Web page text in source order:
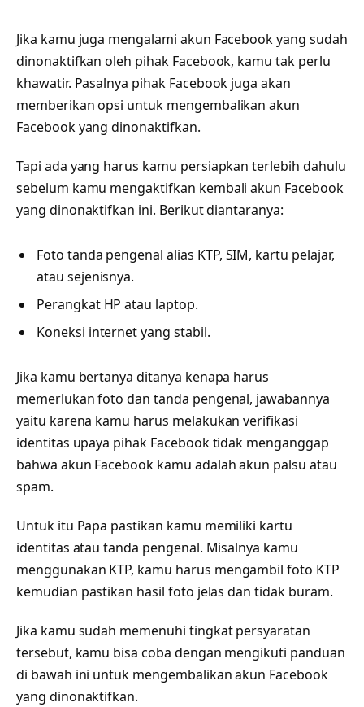
Jika kamu juga mengalami akun Facebook yang sudah
dinonaktifkan oleh pihak Facebook, kamu tak perlu
khawatir. Pasalnya pihak Facebook juga akan
memberikan opsi untuk mengembalikan akun
Facebook yang dinonaktifkan.
Tapi ada yang harus kamu persiapkan terlebih dahulu
sebelum kamu mengaktifkan kembali akun Facebook
yang dinonaktifkan ini. Berikut diantaranya:
Foto tanda pengenal alias KTP, SIM, kartu pelajar,
atau sejenisnya.
Perangkat HP atau laptop.
Koneksi internet yang stabil.
Jika kamu bertanya ditanya kenapa harus
memerlukan foto dan tanda pengenal, jawabannya
yaitu karena kamu harus melakukan verifikasi
identitas upaya pihak Facebook tidak menganggap
bahwa akun Facebook kamu adalah akun palsu atau
spam.
Untuk itu Papa pastikan kamu memiliki kartu
identitas atau tanda pengenal. Misalnya kamu
menggunakan KTP, kamu harus mengambil foto KTP
kemudian pastikan hasil foto jelas dan tidak buram.
Jika kamu sudah memenuhi tingkat persyaratan
tersebut, kamu bisa coba dengan mengikuti panduan
di bawah ini untuk mengembalikan akun Facebook
yang dinonaktifkan.